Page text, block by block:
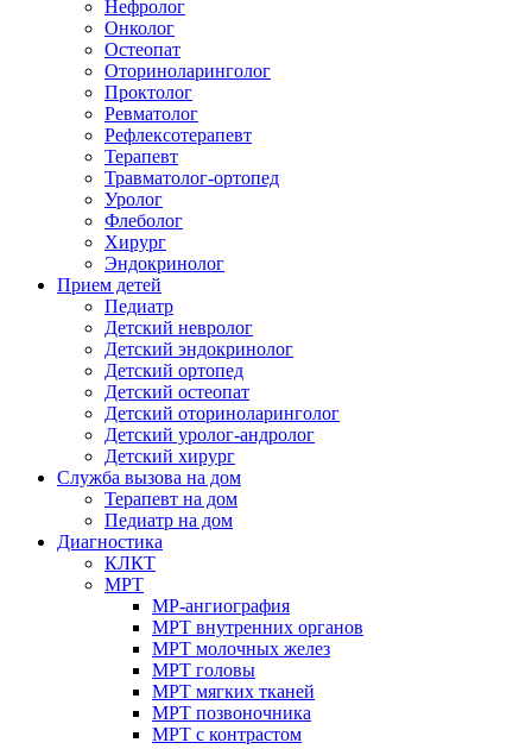
Нефролог
Онколог
Остеопат
Оториноларинголог
Проктолог
Ревматолог
Рефлексотерапевт
Терапевт
Травматолог-ортопед
Уролог
Флеболог
Хирург
Эндокринолог
Прием детей
Педиатр
Детский невролог
Детский эндокринолог
Детский ортопед
Детский остеопат
Детский оториноларинголог
Детский уролог-андролог
Детский хирург
Служба вызова на дом
Терапевт на дом
Педиатр на дом
Диагностика
КЛКТ
МРТ
МР-ангиография
МРТ внутренних органов
МРТ молочных желез
МРТ головы
МРТ мягких тканей
МРТ позвоночника
МРТ с контрастом